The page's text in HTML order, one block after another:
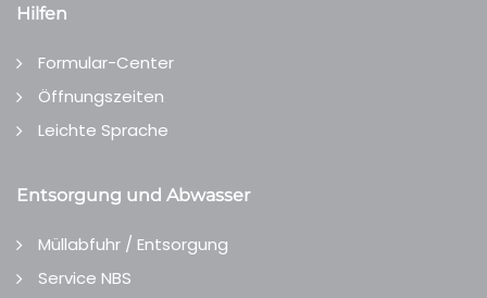
Hilfen
Formular-Center
Öffnungszeiten
Leichte Sprache
Entsorgung und Abwasser
Müllabfuhr / Entsorgung
Service NBS